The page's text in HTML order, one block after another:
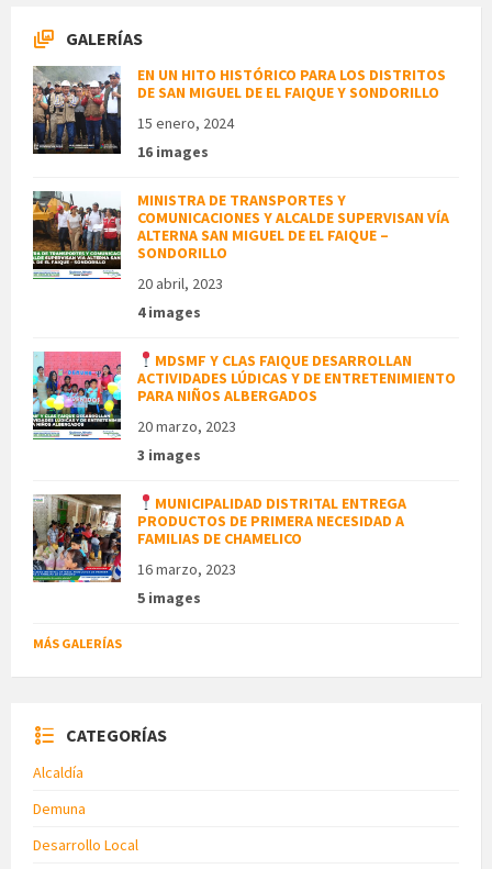
GALERÍAS
EN UN HITO HISTÓRICO PARA LOS DISTRITOS
DE SAN MIGUEL DE EL FAIQUE Y SONDORILLO
15 enero, 2024
16 images
MINISTRA DE TRANSPORTES Y
COMUNICACIONES Y ALCALDE SUPERVISAN VÍA
ALTERNA SAN MIGUEL DE EL FAIQUE –
SONDORILLO
20 abril, 2023
4 images
MDSMF Y CLAS FAIQUE DESARROLLAN
ACTIVIDADES LÚDICAS Y DE ENTRETENIMIENTO
PARA NIÑOS ALBERGADOS
20 marzo, 2023
3 images
MUNICIPALIDAD DISTRITAL ENTREGA
PRODUCTOS DE PRIMERA NECESIDAD A
FAMILIAS DE CHAMELICO
16 marzo, 2023
5 images
MÁS GALERÍAS
CATEGORÍAS
Alcaldía
Demuna
Desarrollo Local